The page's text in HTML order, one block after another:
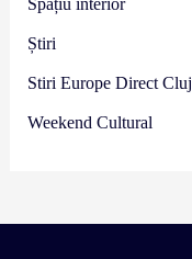
Știri
Stiri Europe Direct Cluj
Weekend Cultural